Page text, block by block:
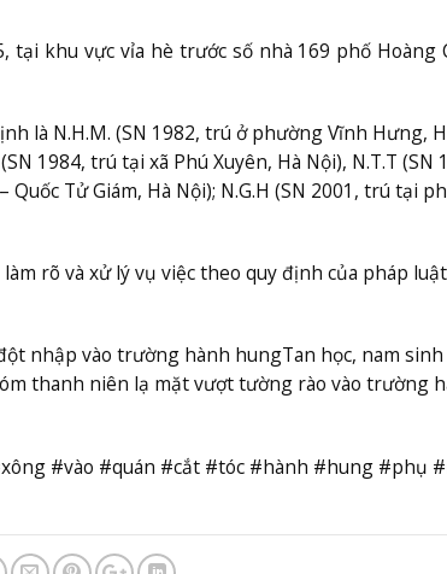
tại khu vực vỉa hè trước số nhà 169 phố Hoàng
là N.H.M. (SN 1982, trú ở phường Vĩnh Hưng,
1984, trú tại xã Phú Xuyên, Hà Nội), N.T.T (SN
Tử Giám, Hà Nội); N.G.H (SN 2001, trú tại
rõ và xử lý vụ việc theo quy định của pháp
nhập vào trường hành hungTan học, nam
thanh niên lạ mặt vượt tường rào vào trường
#vào #quán #cắt #tóc #hành #hung #phụ